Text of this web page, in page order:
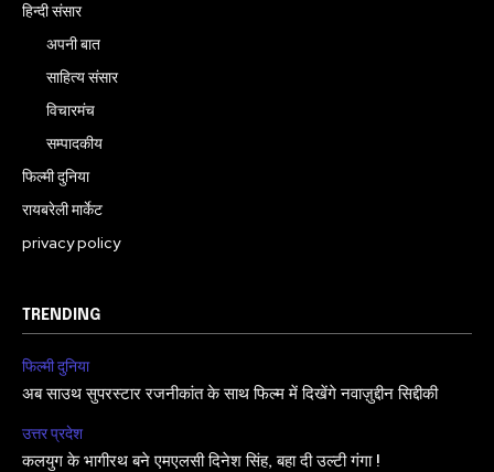
हिन्दी संसार
अपनी बात
साहित्य संसार
विचारमंच
सम्पादकीय
फिल्मी दुनिया
रायबरेली मार्केट
privacy policy
TRENDING
फिल्मी दुनिया
अब साउथ सुपरस्टार रजनीकांत के साथ फिल्म में दिखेंगे नवाज़ुद्दीन सिद्दीकी
उत्तर प्रदेश
कलयुग के भागीरथ बने एमएलसी दिनेश सिंह, बहा दी उल्टी गंगा !